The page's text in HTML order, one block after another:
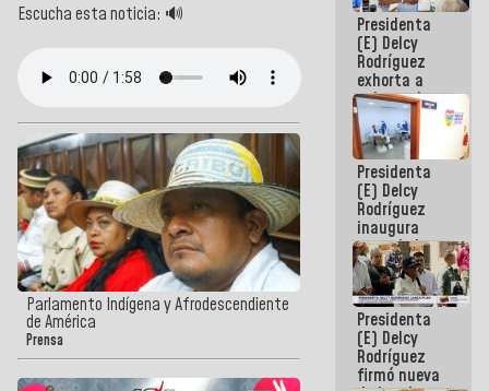
Escucha esta noticia: 🔊
Parlamento Indígena y Afrodescendiente
de América
Prensa
Presidenta
(E) Delcy
Rodríguez
exhorta a
gobernadores
y alcaldes a
edificar
casas para
abuelos
Presidenta
(E) Delcy
Rodríguez
inaugura
casa de los
Abuelos
Primavera
en Caracas
Presidenta
(E) Delcy
Rodríguez
firmó nueva